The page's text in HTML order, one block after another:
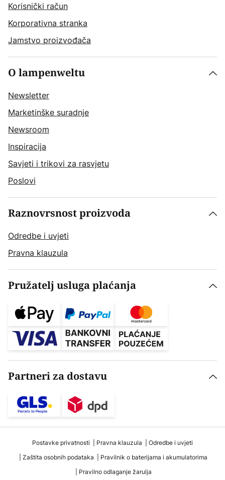
Korisnički račun
Korporativna stranka
Jamstvo proizvođača
O lampenweltu
Newsletter
Marketinške suradnje
Newsroom
Inspiracija
Savjeti i trikovi za rasvjetu
Poslovi
Raznovrsnost proizvoda
Odredbe i uvjeti
Pravna klauzula
Pružatelj usluga plaćanja
Partneri za dostavu
Postavke privatnosti Pravna klauzula
Odredbe i uvjeti
Zaštita osobnih podataka
Pravilnik o baterijama i akumulatorima
Pravilno odlaganje žarulja